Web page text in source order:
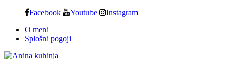
content
Facebook Youtube Instagram
O meni
Splošni pogoji